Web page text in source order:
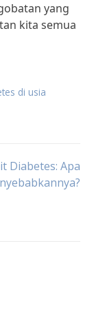
yang
kita semua
di usia
Diabetes: Apa